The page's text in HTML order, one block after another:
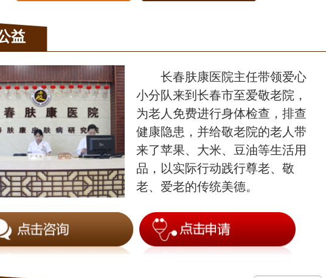
益
长春肤康医院主任带领爱心
小分队来到长春市至爱敬老院，
为老人免费进行身体检查，排查
健康隐患，并给敬老院的老人带
来了苹果、大米、豆油等生活用
品，以实际行动践行尊老、敬
老、爱老的传统美德。